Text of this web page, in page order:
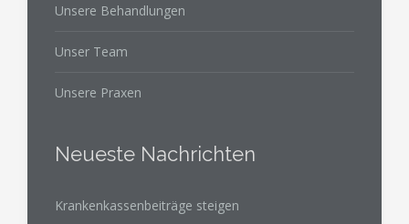
Unsere Behandlungen
Unser Team
Unsere Praxen
Neueste Nachrichten
Krankenkassenbeiträge steigen